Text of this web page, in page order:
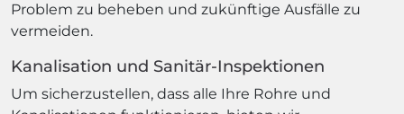
Problem zu beheben und zukünftige Ausfälle zu
vermeiden.
Kanalisation und Sanitär-Inspektionen
Um sicherzustellen, dass alle Ihre Rohre und